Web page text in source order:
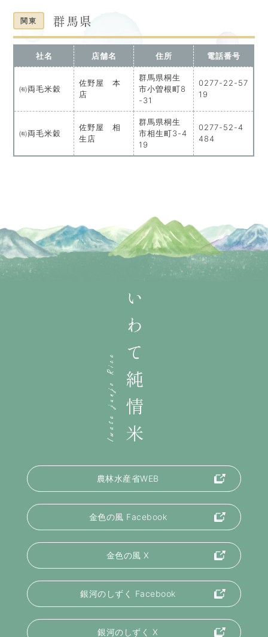
関東 群馬県
社名 店舗名 住所 電話番号
㈲両毛米穀
佐野屋 本
店
群馬県桐生
市小曽根町8
-31
0277-22-57
19
㈲両毛米穀
佐野屋 相
生店
群馬県桐生
市相生町3-4
19
0277-52-4
484
農林水産省WEB
金色の風 Facebook
金色の風 X
銀河のしずく Facebook
銀河のしずく X